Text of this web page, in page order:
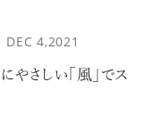
DEC 4,2021
やさしい「風」でス